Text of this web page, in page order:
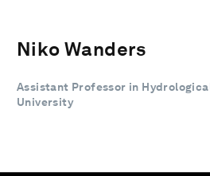
Niko Wanders
Assistant Professor in
University